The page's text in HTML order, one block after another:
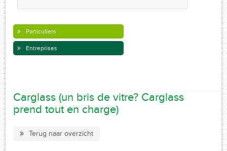
Particuliers
Entreprises
Carglass (un bris de vitre? Carglass
prend tout en charge)
Terug naar overzicht